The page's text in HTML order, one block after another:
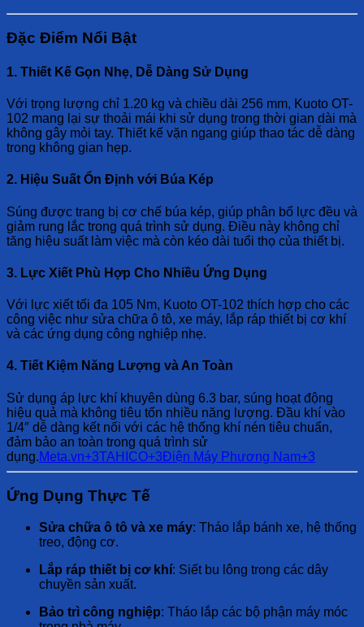
Đặc Điểm Nổi Bật
1. Thiết Kế Gọn Nhẹ, Dễ Dàng Sử Dụng
Với trọng lượng chỉ 1.20 kg và chiều dài 256 mm, Kuoto OT-
102 mang lại sự thoải mái khi sử dụng trong thời gian dài mà
không gây mỏi tay. Thiết kế vặn ngang giúp thao tác dễ dàng
trong không gian hẹp.
2. Hiệu Suất Ổn Định với Búa Kép
Súng được trang bị cơ chế búa kép, giúp phân bổ lực đều và
giảm rung lắc trong quá trình sử dụng. Điều này không chỉ
tăng hiệu suất làm việc mà còn kéo dài tuổi thọ của thiết bị.
3. Lực Xiết Phù Hợp Cho Nhiều Ứng Dụng
Với lực xiết tối đa 105 Nm, Kuoto OT-102 thích hợp cho các
công việc như sửa chữa ô tô, xe máy, lắp ráp thiết bị cơ khí
và các ứng dụng công nghiệp nhẹ.
4. Tiết Kiệm Năng Lượng và An Toàn
Sử dụng áp lực khí khuyên dùng 6.3 bar, súng hoạt động
hiệu quả mà không tiêu tốn nhiều năng lượng. Đầu khí vào
1/4″ dễ dàng kết nối với các hệ thống khí nén tiêu chuẩn,
đảm bảo an toàn trong quá trình sử
dụng.Meta.vn+3TAHICO+3Điện Máy Phương Nam+3
Ứng Dụng Thực Tế
Sửa chữa ô tô và xe máy: Tháo lắp bánh xe, hệ thống
treo, động cơ.
Lắp ráp thiết bị cơ khí: Siết bu lông trong các dây
chuyền sản xuất.
Bảo trì công nghiệp: Tháo lắp các bộ phận máy móc